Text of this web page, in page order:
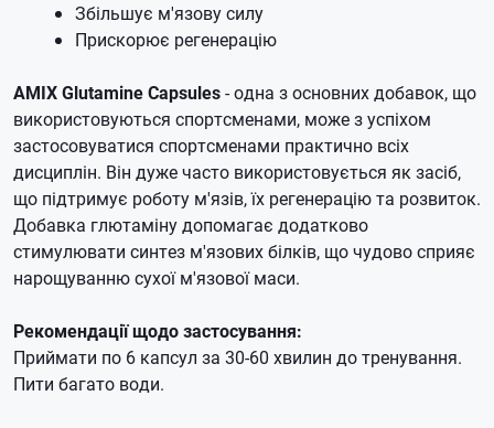
Збільшує м'язову силу
Прискорює регенерацію
AMIX Glutamine Capsules- одна з основних добавок, що
використовуються спортсменами, може з успіхом
застосовуватися спортсменами практично всіх
дисциплін. Він дуже часто використовується як засіб,
що підтримує роботу м'язів, їх регенерацію та розвиток.
Добавка глютаміну допомагає додатково
стимулювати синтез м'язових білків, що чудово сприяє
нарощуванню сухої м'язової маси.
Рекомендації щодо застосування:
Приймати по 6 капсул за 30-60 хвилин до тренування.
Пити багато води.